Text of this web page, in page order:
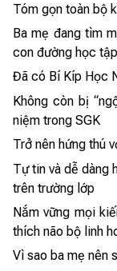
Tóm gọn toàn bộ
Ba mẹ đang tìm
con đường học
Đã có Bí Kíp Học
Không còn bị
niệm trong SGK
Trở nên hứng thú
Tự tin và dễ dàng
trên trường lớp
Nắm vững mọi
thích não bộ linh
Vì sao ba mẹ nên